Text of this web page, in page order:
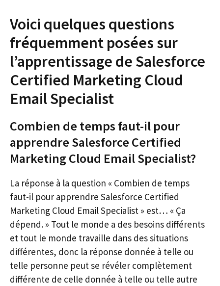
Voici quelques questions
fréquemment posées sur
l’apprentissage de Salesforce
Certified Marketing Cloud
Email Specialist
Combien de temps faut-il pour
apprendre Salesforce Certified
Marketing Cloud Email Specialist?
La réponse à la question « Combien de temps
faut-il pour apprendre Salesforce Certified
Marketing Cloud Email Specialist » est… « Ça
dépend. » Tout le monde a des besoins différents
et tout le monde travaille dans des situations
différentes, donc la réponse donnée à telle ou
telle personne peut se révéler complètement
différente de celle donnée à telle ou telle autre